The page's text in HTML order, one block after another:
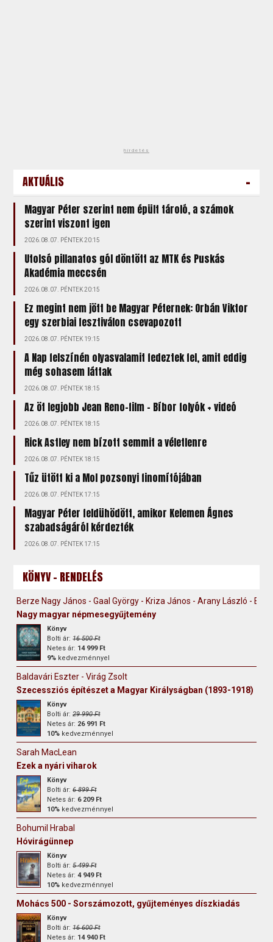
hirdetés
AKTUÁLIS -
Magyar Péter szerint nem épült tároló, a számok
szerint viszont igen
2026.08.07. PÉNTEK 20:15
Utolsó pillanatos gól döntött az MTK és Puskás
Akadémia meccsén
2026.08.07. PÉNTEK 20:15
Ez megint nem jött be Magyar Péternek: Orbán Viktor
egy szerbiai fesztiválon csevapozott
2026.08.07. PÉNTEK 19:15
A Nap felszínén olyasvalamit fedeztek fel, amit eddig
még sohasem láttak
2026.08.07. PÉNTEK 18:15
Az öt legjobb Jean Reno-film – Bíbor folyók + videó
2026.08.07. PÉNTEK 18:15
Rick Astley nem bízott semmit a véletlenre
2026.08.07. PÉNTEK 18:15
Tűz ütött ki a Mol pozsonyi finomítójában
2026.08.07. PÉNTEK 17:15
Magyar Péter feldühödött, amikor Kelemen Ágnes
szabadságáról kérdezték
2026.08.07. PÉNTEK 17:15
KÖNYV - RENDELÉS
Berze Nagy János - Gaal György - Kriza János - Arany László -
Nagy magyar népmesegyűjtemény
Könyv
Bolti ár:16 500 Ft
Netes ár: 14 999 Ft
9% kedvezménnyel
Baldavári Eszter - Virág Zsolt
Szecessziós építészet a Magyar Királyságban (1893-1918)
Könyv
Bolti ár:29 990 Ft
Netes ár: 26 991 Ft
10% kedvezménnyel
Sarah MacLean
Ezek a nyári viharok
Könyv
Bolti ár:6 899 Ft
Netes ár: 6 209 Ft
10% kedvezménnyel
Bohumil Hrabal
Hóvirágünnep
Könyv
Bolti ár:5 499 Ft
Netes ár:4 949 Ft
10% kedvezménnyel
Mohács 500 - Sorszámozott, gyűjteményes díszkiadás
Könyv
Bolti ár:16 600 Ft
Netes ár: 14 940 Ft